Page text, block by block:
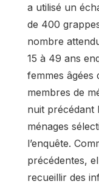
a utilisé un
de 400
nombre
15 à 49 ans
femmes âgées
membres de
nuit précédant
ménages
l’enquête.
précédentes,
recueillir des